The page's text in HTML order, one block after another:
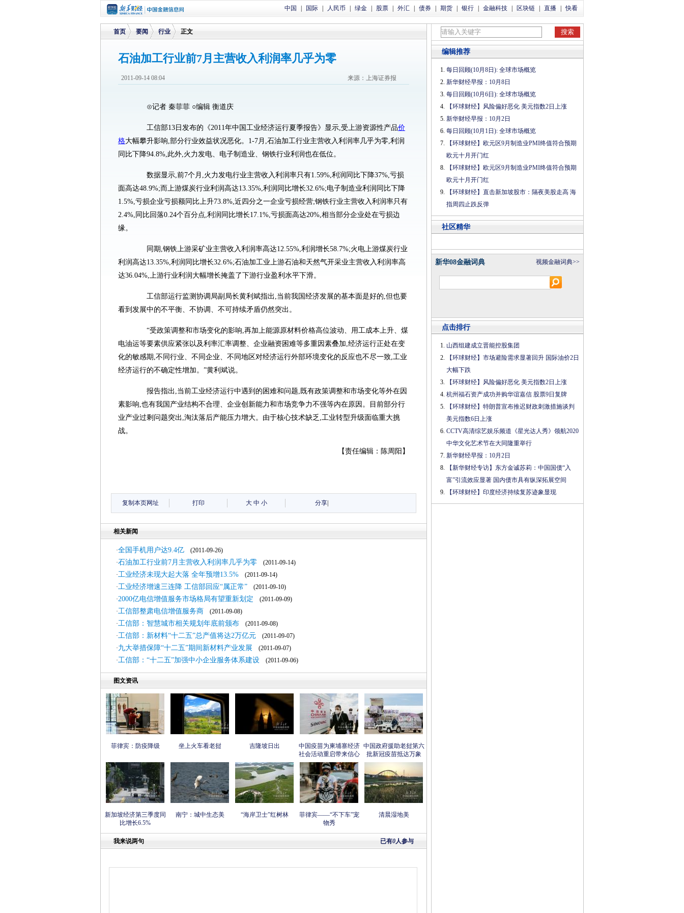
中国 国际 人民币 绿金 股票 外汇 债券 期货 银行 金融科技 区块链 直播 快看
首页
>
要闻
>
行业 正文
石油加工行业前7月主营收入利润率几乎为零
来源：上海证券报
2011-09-14 08:04
⊙记者 秦菲菲 ○编辑 衡道庆
工信部13日发布的《2011年中国工业经济运行夏季报告》显示,受上游资源性产品价
格大幅攀升影响,部分行业效益状况恶化。1-7月,石油加工行业主营收入利润率几乎为零,利润
同比下降94.8%,此外,火力发电、电子制造业、钢铁行业利润也在低位。
数据显示,前7个月,火力发电行业主营收入利润率只有1.59%,利润同比下降37%,亏损
面高达48.9%;而上游煤炭行业利润高达13.35%,利润同比增长32.6%;电子制造业利润同比下降
1.5%,亏损企业亏损额同比上升73.8%,近四分之一企业亏损经营;钢铁行业主营收入利润率只有
2.4%,同比回落0.24个百分点,利润同比增长17.1%,亏损面高达20%,相当部分企业处在亏损边
缘。
同期,钢铁上游采矿业主营收入利润率高达12.55%,利润增长58.7%;火电上游煤炭行业
利润高达13.35%,利润同比增长32.6%;石油加工业上游石油和天然气开采业主营收入利润率高
达36.04%,上游行业利润大幅增长掩盖了下游行业盈利水平下滑。
工信部运行监测协调局副局长黄利斌指出,当前我国经济发展的基本面是好的,但也要
看到发展中的不平衡、不协调、不可持续矛盾仍然突出。
“受政策调整和市场变化的影响,再加上能源原材料价格高位波动、用工成本上升、煤
电油运等要素供应紧张以及利率汇率调整、企业融资困难等多重因素叠加,经济运行正处在变
化的敏感期,不同行业、不同企业、不同地区对经济运行外部环境变化的反应也不尽一致,工业
经济运行的不确定性增加。”黄利斌说。
报告指出,当前工业经济运行中遇到的困难和问题,既有政策调整和市场变化等外在因
素影响,也有我国产业结构不合理、企业创新能力和市场竞争力不强等内在原因。目前部分行
业产业过剩问题突出,淘汰落后产能压力增大。由于核心技术缺乏,工业转型升级面临重大挑
战。
【责任编辑：陈周阳】
复制本页网址 打印 大 中 小 分享
相关新闻
·全国手机用户达9.4亿 (2011-09-26)
·石油加工行业前7月主营收入利润率几乎为零 (2011-09-14)
·工业经济未现大起大落 全年预增13.5% (2011-09-14)
·工业经济增速三连降 工信部回应“属正常” (2011-09-10)
·2000亿电信增值服务市场格局有望重新划定 (2011-09-09)
·工信部整肃电信增值服务商 (2011-09-08)
·工信部：智慧城市相关规划年底前颁布 (2011-09-08)
·工信部：新材料“十二五”总产值将达2万亿元 (2011-09-07)
·九大举措保障“十二五”期间新材料产业发展 (2011-09-07)
·工信部：“十二五”加强中小企业服务体系建设 (2011-09-06)
图文资讯
菲律宾：防疫降级 坐上火车看老挝 吉隆坡日出
中国疫苗为柬埔寨经济
社会活动重启带来信心
中国政府援助老挝第六
批新冠疫苗抵达万象
新加坡经济第三季度同
比增长6.5%
南宁：城中生态美 “海岸卫士”红树林
菲律宾——“不下车”宠
物秀
清晨湿地美
已有0人参与
我来说两句
编辑推荐
每日回顾(10月8日): 全球市场概览
新华财经早报：10月8日
每日回顾(10月6日): 全球市场概览
【环球财经】风险偏好恶化 美元指数2日上涨
新华财经早报：10月2日
每日回顾(10月1日): 全球市场概览
【环球财经】欧元区9月制造业PMI终值符合预期
欧元十月开门红
【环球财经】欧元区9月制造业PMI终值符合预期
欧元十月开门红
【环球财经】直击新加坡股市：隔夜美股走高 海
指周四止跌反弹
社区精华
新华08金融词典 视频金融词典>>
点击排行
山西组建成立晋能控股集团
【环球财经】市场避险需求显著回升 国际油价2日
大幅下跌
【环球财经】风险偏好恶化 美元指数2日上涨
杭州福石资产成功并购华谊嘉信 股票9日复牌
【环球财经】特朗普宣布推迟财政刺激措施谈判
美元指数6日上涨
CCTV高清综艺娱乐频道《星光达人秀》领航2020
中华文化艺术节在大同隆重举行
新华财经早报：10月2日
【新华财经专访】东方金诚苏莉：中国国债“入
富”引流效应显著 国内债市具有纵深拓展空间
【环球财经】印度经济持续复苏迹象显现